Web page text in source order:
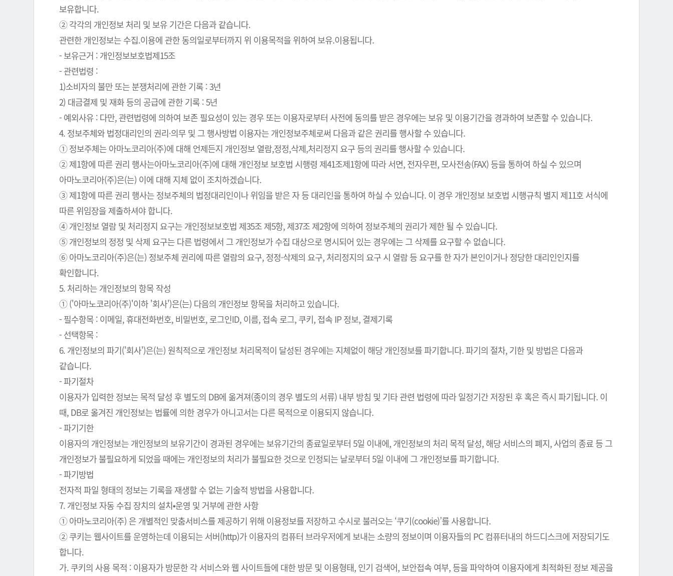
보유합니다.
② 각각의 개인정보 처리 및 보유 기간은 다음과 같습니다.
관련한 개인정보는 수집.이용에 관한 동의일로부터까지 위 이용목적을 위하여 보유.이용됩니다.
- 보유근거 : 개인정보보호법제15조
- 관련법령 :
1)소비자의 불만 또는 분쟁처리에 관한 기록 : 3년
2) 대금결제 및 재화 등의 공급에 관한 기록 : 5년
- 예외사유 : 다만, 관련법령에 의하여 보존 필요성이 있는 경우 또는 이용자로부터 사전에 동의를 받은 경우에는 보유 및 이용기간을 경과하여 보존할 수 있습니다.
4. 정보주체와 법정대리인의 권리·의무 및 그 행사방법 이용자는 개인정보주체로써 다음과 같은 권리를 행사할 수 있습니다.
① 정보주체는 아마노코리아(주)에 대해 언제든지 개인정보 열람,정정,삭제,처리정지 요구 등의 권리를 행사할 수 있습니다.
② 제1항에 따른 권리 행사는아마노코리아(주)에 대해 개인정보 보호법 시행령 제41조제1항에 따라 서면, 전자우편, 모사전송(FAX) 등을 통하여 하실 수 있으며
아마노코리아(주)은(는) 이에 대해 지체 없이 조치하겠습니다.
③ 제1항에 따른 권리 행사는 정보주체의 법정대리인이나 위임을 받은 자 등 대리인을 통하여 하실 수 있습니다. 이 경우 개인정보 보호법 시행규칙 별지 제11호 서식에
따른 위임장을 제출하셔야 합니다.
④ 개인정보 열람 및 처리정지 요구는 개인정보보호법 제35조 제5항, 제37조 제2항에 의하여 정보주체의 권리가 제한 될 수 있습니다.
⑤ 개인정보의 정정 및 삭제 요구는 다른 법령에서 그 개인정보가 수집 대상으로 명시되어 있는 경우에는 그 삭제를 요구할 수 없습니다.
⑥ 아마노코리아(주)은(는) 정보주체 권리에 따른 열람의 요구, 정정·삭제의 요구, 처리정지의 요구 시 열람 등 요구를 한 자가 본인이거나 정당한 대리인인지를
확인합니다.
5. 처리하는 개인정보의 항목 작성
① ('아마노코리아(주)'이하 '회사')은(는) 다음의 개인정보 항목을 처리하고 있습니다.
- 필수항목 : 이메일, 휴대전화번호, 비밀번호, 로그인ID, 이름, 접속 로그, 쿠키, 접속 IP 정보, 결제기록
- 선택항목 :
6. 개인정보의 파기('회사')은(는) 원칙적으로 개인정보 처리목적이 달성된 경우에는 지체없이 해당 개인정보를 파기합니다. 파기의 절차, 기한 및 방법은 다음과
같습니다.
- 파기절차
이용자가 입력한 정보는 목적 달성 후 별도의 DB에 옮겨져(종이의 경우 별도의 서류) 내부 방침 및 기타 관련 법령에 따라 일정기간 저장된 후 혹은 즉시 파기됩니다. 이
때, DB로 옮겨진 개인정보는 법률에 의한 경우가 아니고서는 다른 목적으로 이용되지 않습니다.
- 파기기한
이용자의 개인정보는 개인정보의 보유기간이 경과된 경우에는 보유기간의 종료일로부터 5일 이내에, 개인정보의 처리 목적 달성, 해당 서비스의 폐지, 사업의 종료 등 그
개인정보가 불필요하게 되었을 때에는 개인정보의 처리가 불필요한 것으로 인정되는 날로부터 5일 이내에 그 개인정보를 파기합니다.
- 파기방법
전자적 파일 형태의 정보는 기록을 재생할 수 없는 기술적 방법을 사용합니다.
7. 개인정보 자동 수집 장치의 설치•운영 및 거부에 관한 사항
① 아마노코리아(주) 은 개별적인 맞춤서비스를 제공하기 위해 이용정보를 저장하고 수시로 불러오는 ‘쿠기(cookie)’를 사용합니다.
② 쿠키는 웹사이트를 운영하는데 이용되는 서버(http)가 이용자의 컴퓨터 브라우저에게 보내는 소량의 정보이며 이용자들의 PC 컴퓨터내의 하드디스크에 저장되기도
합니다.
가. 쿠키의 사용 목적 : 이용자가 방문한 각 서비스와 웹 사이트들에 대한 방문 및 이용형태, 인기 검색어, 보안접속 여부, 등을 파악하여 이용자에게 최적화된 정보 제공을